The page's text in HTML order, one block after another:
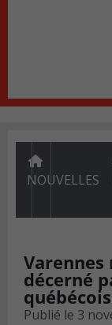
NOUVELLES
décerné
Publié le 3